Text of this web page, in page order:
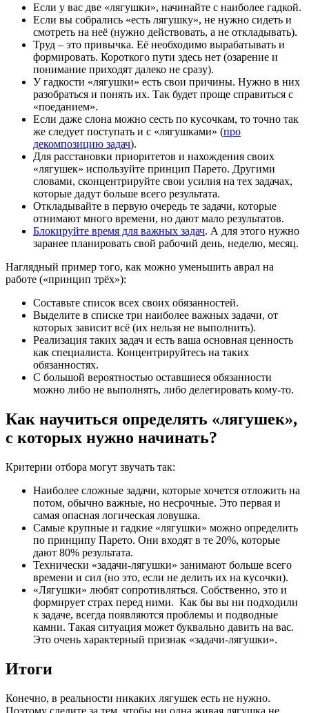
Если у вас две «лягушки», начинайте с наиболее гадкой.
Если вы собрались «есть лягушку», не нужно сидеть и
смотреть на неё (нужно действовать, а не откладывать).
Труд – это привычка. Её необходимо вырабатывать и
формировать. Короткого пути здесь нет (озарение и
понимание приходят далеко не сразу).
У гадкости «лягушки» есть свои причины. Нужно в них
разобраться и понять их. Так будет проще справиться с
«поеданием».
Если даже слона можно сесть по кусочкам, то точно так
же следует поступать и с «лягушками» (про
декомпозицию задач).
Для расстановки приоритетов и нахождения своих
«лягушек» используйте принцип Парето. Другими
словами, сконцентрируйте свои усилия на тех задачах,
которые дадут больше всего результата.
Откладывайте в первую очередь те задачи, которые
отнимают много времени, но дают мало результатов.
Блокируйте время для важных задач. А для этого нужно
заранее планировать свой рабочий день, неделю, месяц.
Наглядный пример того, как можно уменьшить аврал на
работе («принцип трёх»):
Составьте список всех своих обязанностей.
Выделите в списке три наиболее важных задачи, от
которых зависит всё (их нельзя не выполнить).
Реализация таких задач и есть ваша основная ценность
как специалиста. Концентрируйтесь на таких
обязанностях.
С большой вероятностью оставшиеся обязанности
можно либо не выполнять, либо делегировать кому-то.
Как научиться определять «лягушек»,
с которых нужно начинать?
Критерии отбора могут звучать так:
Наиболее сложные задачи, которые хочется отложить на
потом, обычно важные, но несрочные. Это первая и
самая опасная логическая ловушка.
Самые крупные и гадкие «лягушки» можно определить
по принципу Парето. Они входят в те 20%, которые
дают 80% результата.
Технически «задачи-лягушки» занимают больше всего
времени и сил (но это, если не делить их на кусочки).
«Лягушки» любят сопротивляться. Собственно, это и
формирует страх перед ними. Как бы вы ни подходили
к задаче, всегда появляются проблемы и подводные
камни. Такая ситуация может буквально давить на вас.
Это очень характерный признак «задачи-лягушки».
Итоги
Конечно, в реальности никаких лягушек есть не нужно.
Поэтому следите за тем, чтобы ни одна живая лягушка не